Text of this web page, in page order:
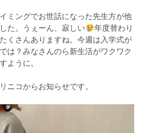
ミングでお世話になった先生方が他
た。うぇーん、寂しい
年度替わり
くさんありますね。今週は入学式が
は？みなさんのら新生活がワクワク
ように。
ニコからお知らせです。